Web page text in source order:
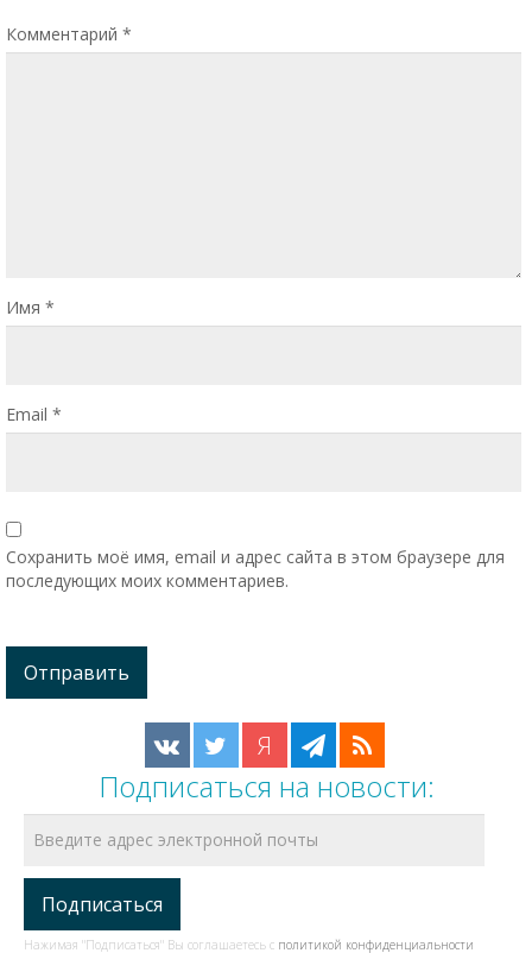
Комментарий *
Имя *
Email *
Сохранить моё имя, email и адрес сайта в этом браузере для
последующих моих комментариев.
Я
Подписаться на новости:
Нажимая "Подписаться" Вы соглашаетесь с политикой конфиденциальности